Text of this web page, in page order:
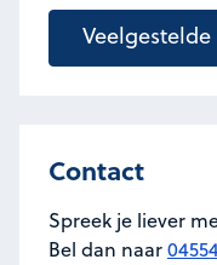
Contact
Spreek je liever
Bel dan naar